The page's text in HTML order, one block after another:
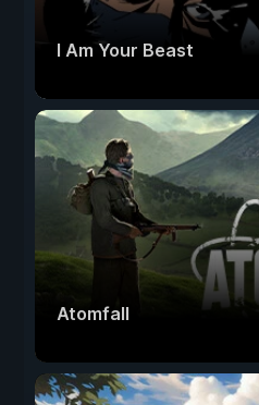
I Am Your Beast
Atomfall